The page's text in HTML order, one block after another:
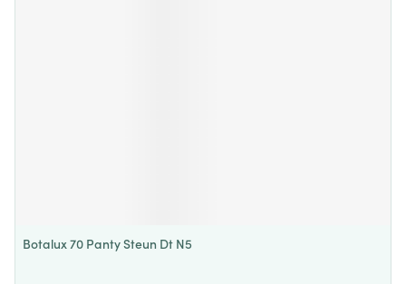
Botalux 70 Panty Steun Dt N5